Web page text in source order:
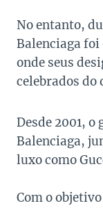
No entanto,
Balenciaga foi
onde seus
celebrados do
Desde 2001,
Balenciaga,
luxo como
Com o